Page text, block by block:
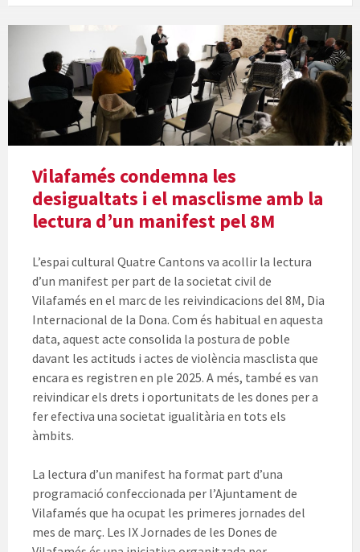
Vilafamés condemna les
desigualtats i el masclisme amb la
lectura d’un manifest pel 8M
L’espai cultural Quatre Cantons va acollir la lectura
d’un manifest per part de la societat civil de
Vilafamés en el marc de les reivindicacions del 8M, Dia
Internacional de la Dona. Com és habitual en aquesta
data, aquest acte consolida la postura de poble
davant les actituds i actes de violència masclista que
encara es registren en ple 2025. A més, també es van
reivindicar els drets i oportunitats de les dones per a
fer efectiva una societat igualitària en tots els
àmbits.
La lectura d’un manifest ha format part d’una
programació confeccionada per l’Ajuntament de
Vilafamés que ha ocupat les primeres jornades del
mes de març. Les IX Jornades de les Dones de